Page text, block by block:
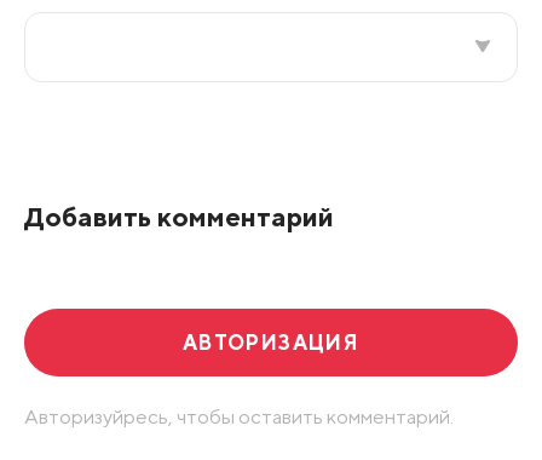
Добавить комментарий
АВТОРИЗАЦИЯ
Авторизуйресь, чтобы оставить комментарий.